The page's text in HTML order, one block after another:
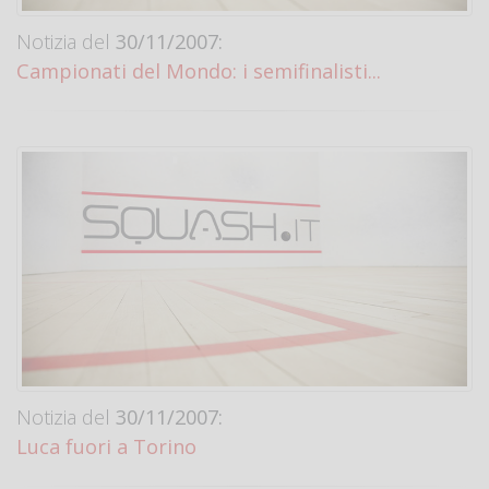
Notizia del 30/11/2007:
Campionati del Mondo: i semifinalisti...
Notizia del 30/11/2007:
Luca fuori a Torino